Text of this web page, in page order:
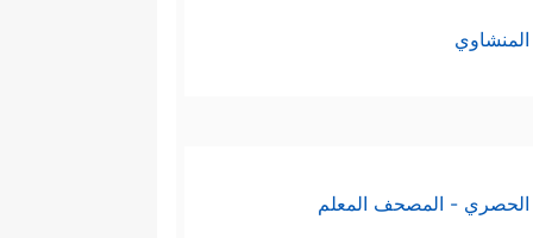
الحصري - المصحف المعلم